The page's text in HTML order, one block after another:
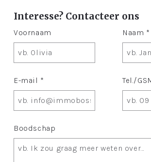
Interesse? Contacteer ons
Voornaam Naam *
E-mail * Tel./
Boodschap